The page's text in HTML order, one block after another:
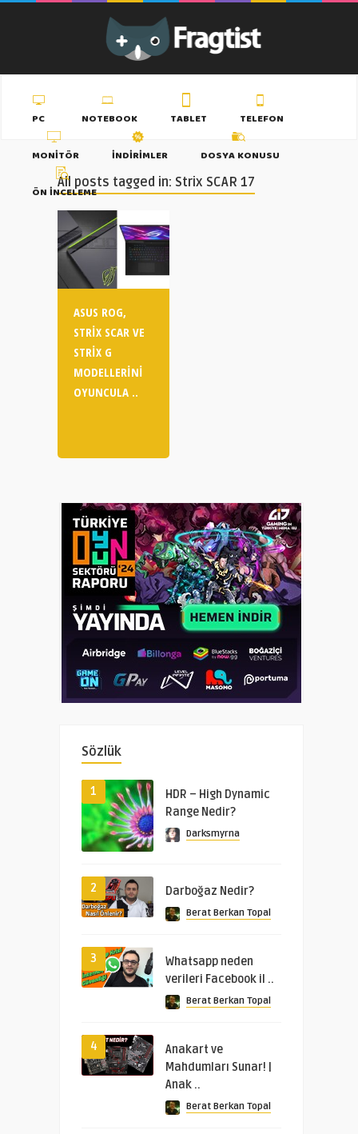
PC NOTEBOOK TABLET
TELEFON
MONITÖR
İNDIRIMLER
DOSYA KONUSU
ÖN İNCELEME
All posts tagged in: Strix SCAR 17
ASUS ROG,
STRIX SCAR VE
STRIX G
MODELLERINI
OYUNCULA ..
Sözlük
1
HDR – High Dynamic
Range Nedir?
Darksmyrna
2 Darboğaz Nedir?
Berat Berkan Topal
3
Whatsapp neden
verileri Facebook il ..
Berat Berkan Topal
4
Anakart ve
Mahdumları Sunar! |
Anak ..
Berat Berkan Topal